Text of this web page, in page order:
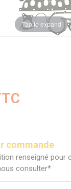
Tap to expand
commande
renseigné pour
consulter*